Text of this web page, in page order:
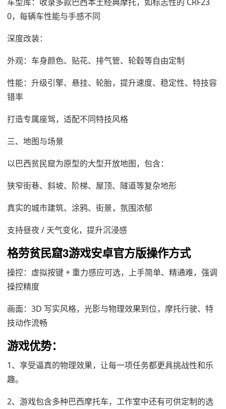
0，每辆车性能与手感不同
深度改装：
外观：车身颜色、贴花、排气管、轮毂等自由定制
性能：升级引擎、悬挂、轮胎，提升速度、稳定性、特技容
错率
打造专属座驾，适配不同特技风格
三、地图与场景
以巴西贫民窟为原型的大型开放地图，包含：
狭窄街巷、斜坡、阶梯、屋顶、隧道等复杂地形
真实的城市建筑、涂鸦、街景，氛围浓郁
支持昼夜 / 天气变化，提升沉浸感
格劳贫民窟3游戏安卓官方版操作方式
操控：虚拟按键 + 重力感应可选，上手简单、精通难，强调
操控精度
画面：3D 写实风格，光影与物理效果到位，摩托行驶、特
技动作流畅
游戏优势：
1、享受逼真的物理效果，让每一项任务都更具挑战性和乐
趣。
2、游戏包含多种巴西摩托车，工作室中还有可供定制的选